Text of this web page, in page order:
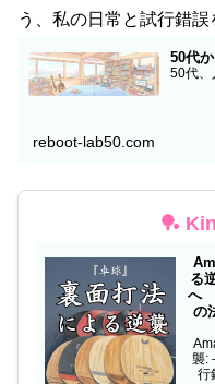
う、私の日常と試行錯誤
50代
50代、
reboot-lab50.com
🏓
る
へ
の
襲:
行